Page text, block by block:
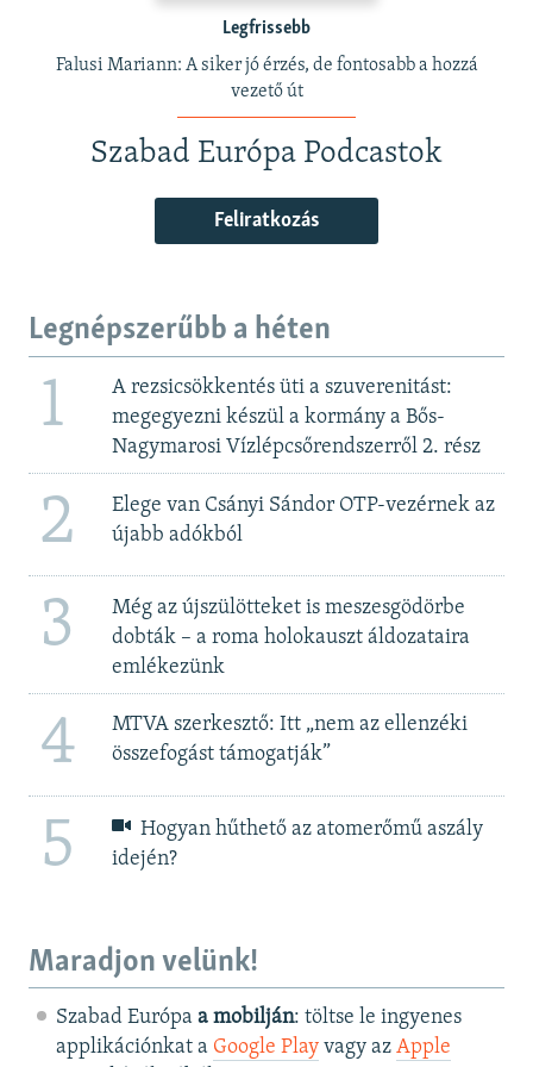
Legfrissebb
Falusi Mariann: A siker jó érzés, de fontosabb a hozzá
vezető út
Szabad Európa Podcastok
Feliratkozás
Legnépszerűbb a héten
1
A rezsicsökkentés üti a szuverenitást:
megegyezni készül a kormány a Bős-
Nagymarosi Vízlépcsőrendszerről 2. rész
2
Elege van Csányi Sándor OTP-vezérnek az
újabb adókból
3
Még az újszülötteket is meszesgödörbe
dobták – a roma holokauszt áldozataira
emlékezünk
4
MTVA szerkesztő: Itt „nem az ellenzéki
összefogást támogatják”
5
Hogyan hűthető az atomerőmű aszály
idején?
Maradjon velünk!
Szabad Európa a mobilján: töltse le ingyenes
applikációnkat a Google Playvagy az Apple